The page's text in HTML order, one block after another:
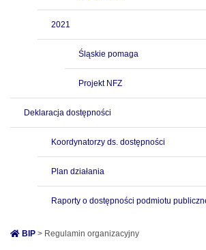
2021
Śląskie pomaga
Projekt NFZ
Deklaracja dostępności
Koordynatorzy ds. dostępności
Plan działania
Raporty o dostępności podmiotu
BIP > Regulamin organizacyjny